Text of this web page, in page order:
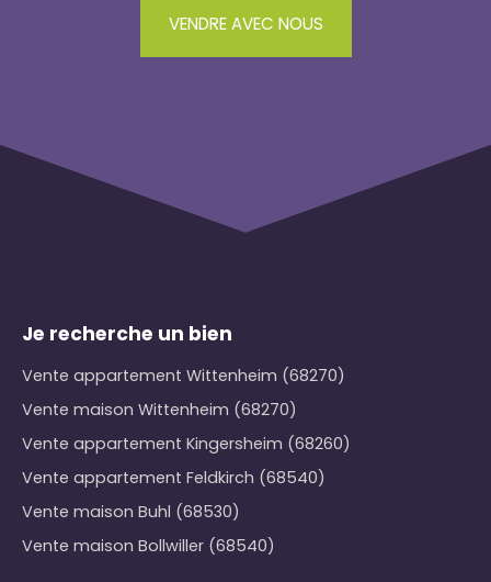
VENDRE AVEC NOUS
Je recherche un bien
Vente appartement Wittenheim (68270)
Vente maison Wittenheim (68270)
Vente appartement Kingersheim (68260)
Vente appartement Feldkirch (68540)
Vente maison Buhl (68530)
Vente maison Bollwiller (68540)